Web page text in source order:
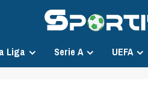
Liga Serie A UEFA